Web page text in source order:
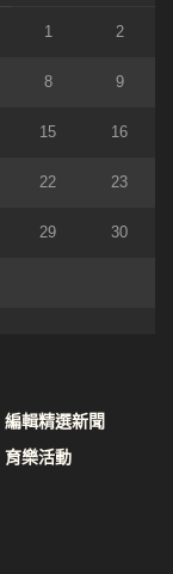
1 2
8 9
15 16
22 23
29 30
編輯精選新聞
育樂活動